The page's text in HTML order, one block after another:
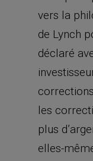
vers la
de Lynch
déclaré
les
plus
elles-